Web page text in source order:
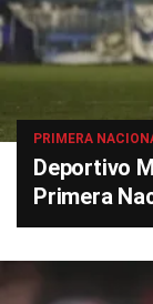
PRIMERA
Deportivo
Primera